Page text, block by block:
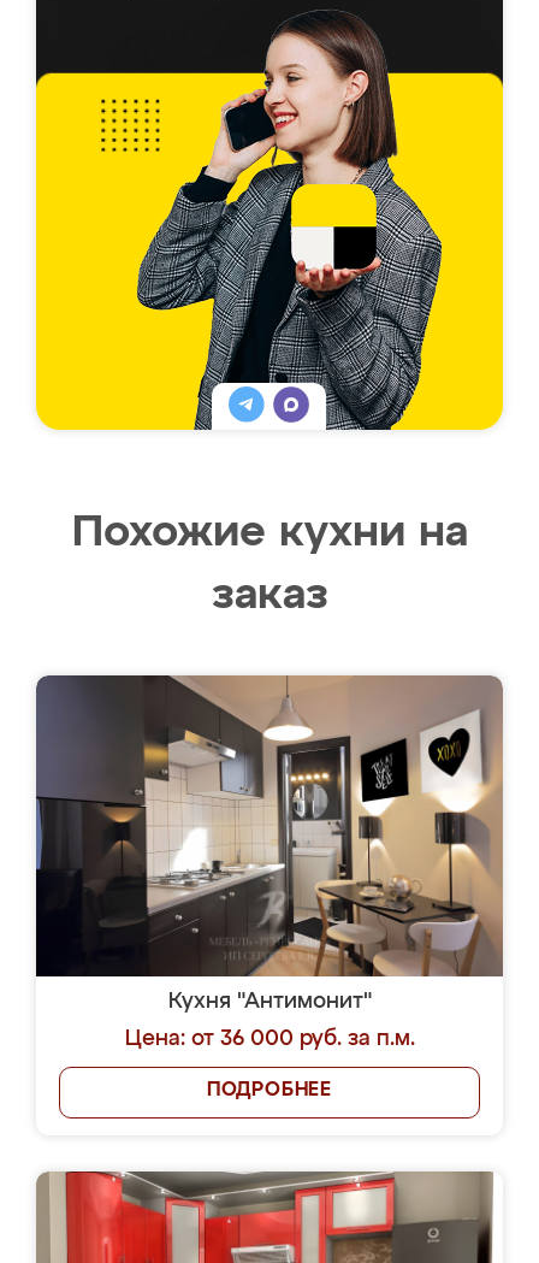
Похожие кухни на
заказ
Кухня "Антимонит"
Цена: от 36 000 руб. за п.м.
ПОДРОБНЕЕ